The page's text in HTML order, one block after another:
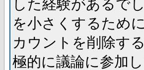
した経験があるで
を小さくするため
カウントを削除す
極的に議論に参加し